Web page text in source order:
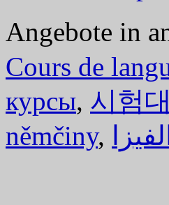
Angebote in
Cours de
курсы, 시험
němčiny,